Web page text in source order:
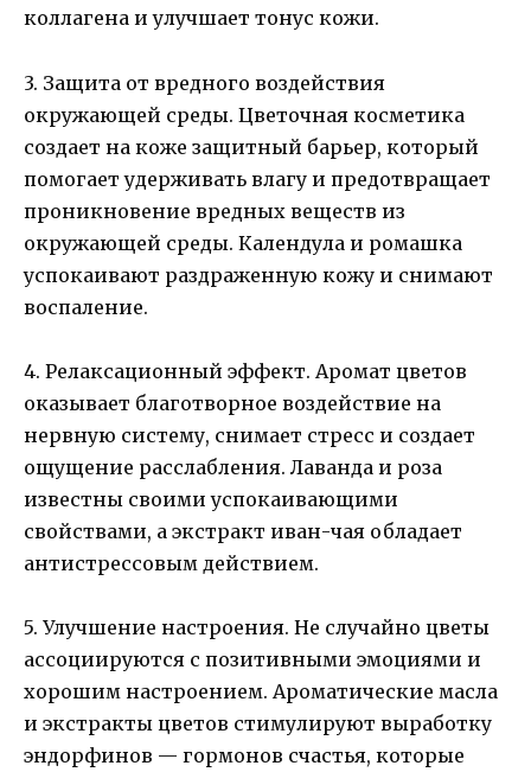
коллагена и улучшает тонус кожи.
3. Защита от вредного воздействия
окружающей среды. Цветочная косметика
создает на коже защитный барьер, который
помогает удерживать влагу и предотвращает
проникновение вредных веществ из
окружающей среды. Календула и ромашка
успокаивают раздраженную кожу и снимают
воспаление.
4. Релаксационный эффект. Аромат цветов
оказывает благотворное воздействие на
нервную систему, снимает стресс и создает
ощущение расслабления. Лаванда и роза
известны своими успокаивающими
свойствами, а экстракт иван-чая обладает
антистрессовым действием.
5. Улучшение настроения. Не случайно цветы
ассоциируются с позитивными эмоциями и
хорошим настроением. Ароматические масла
и экстракты цветов стимулируют выработку
эндорфинов — гормонов счастья, которые